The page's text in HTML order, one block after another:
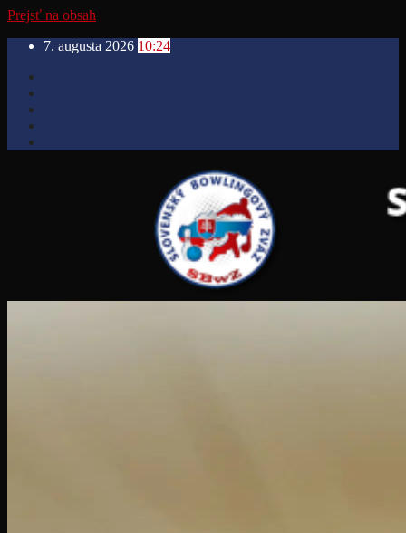
Prejsť na obsah
7. augusta 2026 10:24